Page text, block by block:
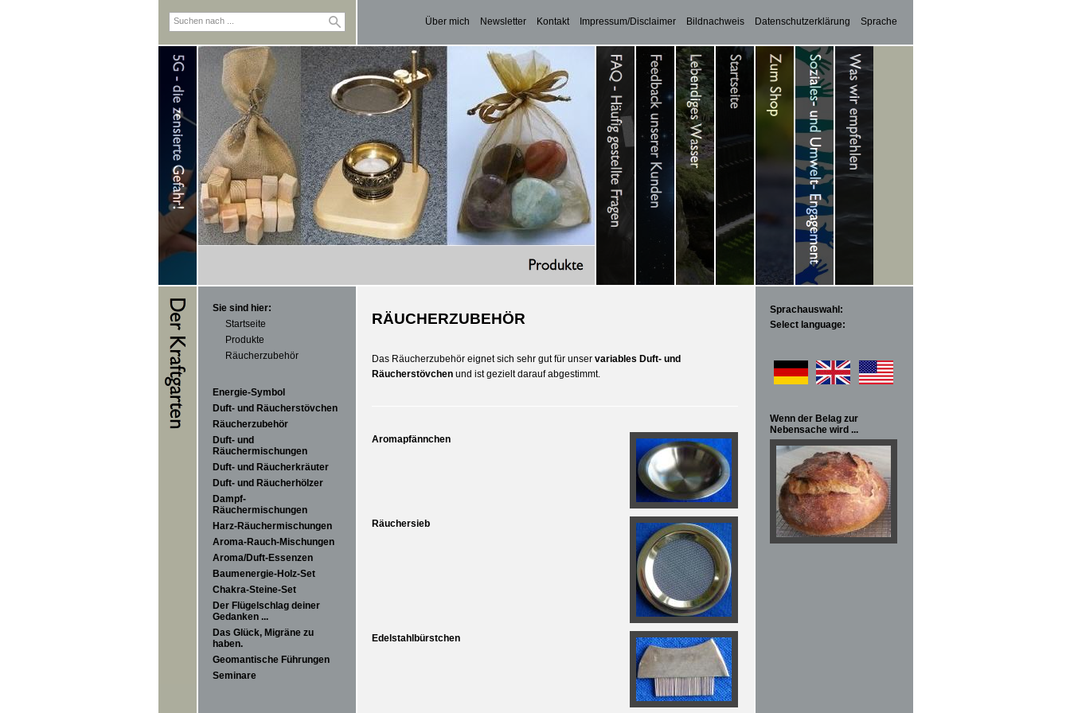
Über mich Newsletter Kontakt Impressum/Disclaimer Bildnachweis Datenschutzerklärung Sprache
Sie sind hier:
Startseite
Produkte
Räucherzubehör
Energie-Symbol
Duft- und Räucherstövchen
Räucherzubehör
Duft- und
Räuchermischungen
Duft- und Räucherkräuter
Duft- und Räucherhölzer
Dampf-
Räuchermischungen
Harz-Räuchermischungen
Aroma-Rauch-Mischungen
Aroma/Duft-Essenzen
Baumenergie-Holz-Set
Chakra-Steine-Set
Der Flügelschlag deiner
Gedanken ...
Das Glück, Migräne zu
haben.
Geomantische Führungen
Seminare
RÄUCHERZUBEHÖR
Das Räucherzubehör eignet sich sehr gut für unser variables Duft- und
Räucherstövchen und ist gezielt darauf abgestimmt.
Aromapfännchen
Räuchersieb
Edelstahlbürstchen
Sprachauswahl:
Select language:
Wenn der Belag zur
Nebensache wird ...